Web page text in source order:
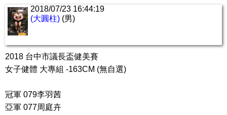
2018/07/23 16:44:19
(大圓柱) (男)
2018 台中市議長盃健美賽
女子健體 大專組 -163CM (無自選)
冠軍 079李羽茜
亞軍 077周庭卉